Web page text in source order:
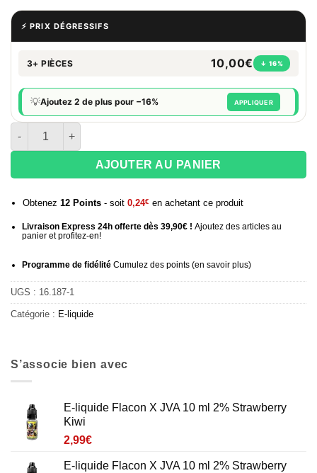
⚡ PRIX DÉGRESSIFS
3+ PIÈCES 10,00€ ↓ 16%
💡Ajoutez 2 de plus pour −16% APPLIQUER
quantité de E-liquide 50 ml Flacon X JVA - Strawberry Kiwi
AJOUTER AU PANIER
Obtenez 12Points- soit 0,24€ en achetant ce produit
Livraison Express 24h offerte dès 39,90€ ! Ajoutez des articles au
panier et profitez-en!
Programme de fidélitéCumulez des points (en savoir plus)
UGS : 16.187-1
Catégorie : E-liquide
S’associe bien avec
E-liquide Flacon X JVA 10 ml 2% Strawberry
Kiwi
2,99€
E-liquide Flacon X JVA 10 ml 2% Strawberry